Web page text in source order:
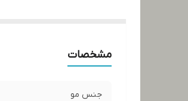
مشخصات
جنس مو